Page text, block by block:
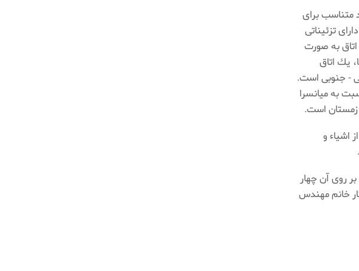
متناسب برای
تزئيناتی
به صورت
يك اتاق
- جنوبی است.
به ميانسرا
زمستان است.
اشياء و
روی آن چهار
خانم مهندس